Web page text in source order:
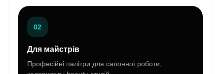
02
Для майстрів
Професійні палітри для салонної роботи,